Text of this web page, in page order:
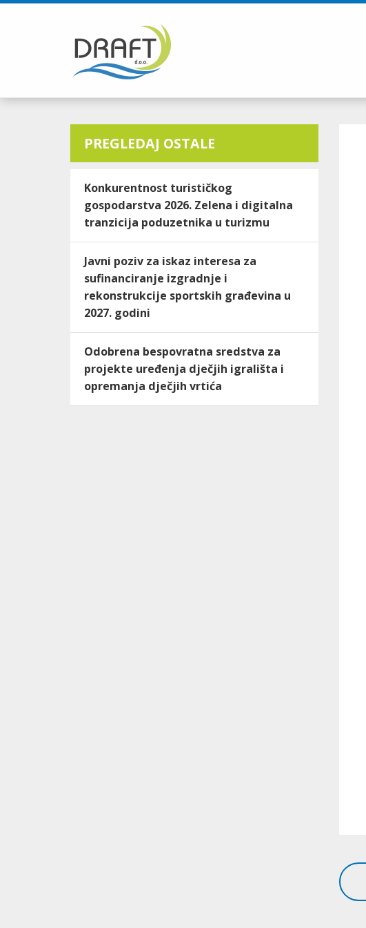
PREGLEDAJ OSTALE
Konkurentnost turističkog
gospodarstva 2026. Zelena i digitalna
tranzicija poduzetnika u turizmu
Javni poziv za iskaz interesa za
sufinanciranje izgradnje i
rekonstrukcije sportskih građevina u
2027. godini
Odobrena bespovratna sredstva za
projekte uređenja dječjih igrališta i
opremanja dječjih vrtića